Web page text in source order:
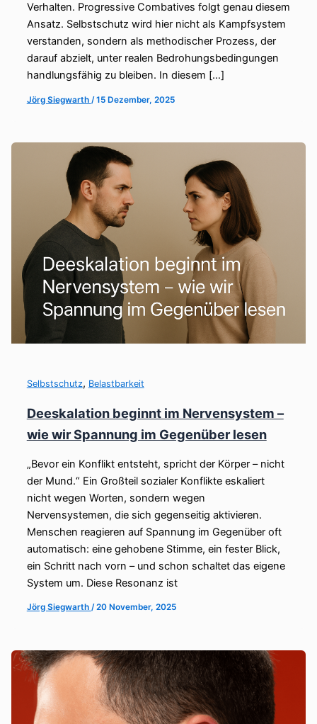
Verhalten. Progressive Combatives folgt genau diesem
Ansatz. Selbstschutz wird hier nicht als Kampfsystem
verstanden, sondern als methodischer Prozess, der
darauf abzielt, unter realen Bedrohungsbedingungen
handlungsfähig zu bleiben. In diesem […]
Jörg Siegwarth /15 Dezember, 2025
Selbstschutz, Belastbarkeit
Deeskalation beginnt im Nervensystem –
wie wir Spannung im Gegenüber lesen
„Bevor ein Konflikt entsteht, spricht der Körper – nicht
der Mund.“ Ein Großteil sozialer Konflikte eskaliert
nicht wegen Worten, sondern wegen
Nervensystemen, die sich gegenseitig aktivieren.
Menschen reagieren auf Spannung im Gegenüber oft
automatisch: eine gehobene Stimme, ein fester Blick,
ein Schritt nach vorn – und schon schaltet das eigene
System um. Diese Resonanz ist
Jörg Siegwarth /20 November, 2025